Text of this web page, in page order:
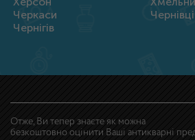
Черкаси
Чернівці
Чернігів
Отже, Ви тепер знаєте як можна
безкоштовно оцінити Ваші антикварні